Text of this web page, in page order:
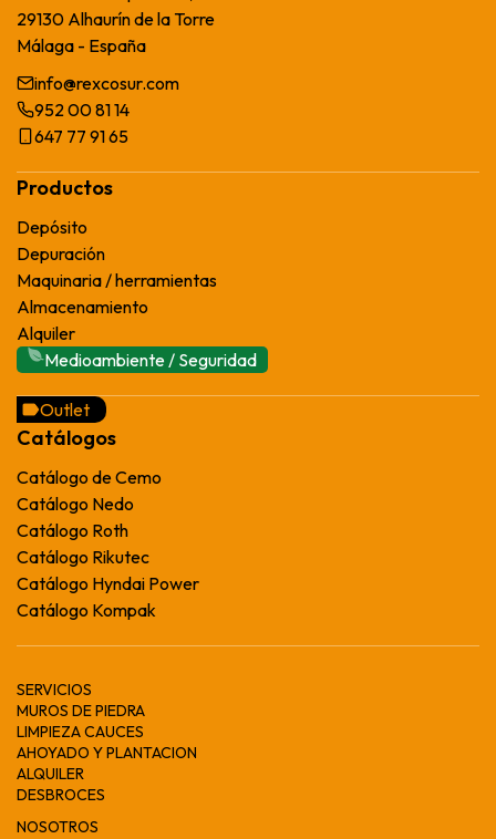
29130 Alhaurín de la Torre
Málaga - España
info@rexcosur.com
952 00 81 14
647 77 91 65
Productos
Depósito
Depuración
Maquinaria / herramientas
Almacenamiento
Alquiler
Medioambiente / Seguridad
Outlet
Catálogos
Catálogo de Cemo
Catálogo Nedo
Catálogo Roth
Catálogo Rikutec
Catálogo Hyndai Power
Catálogo Kompak
SERVICIOS
MUROS DE PIEDRA
LIMPIEZA CAUCES
AHOYADO Y PLANTACION
ALQUILER
DESBROCES
NOSOTROS